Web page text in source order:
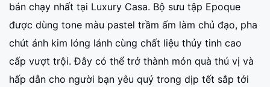
bán chạy nhất tại Luxury Casa. Bộ sưu tập Epoque
được dùng tone màu pastel trầm ấm làm chủ đạo, pha
chút ánh kim lóng lánh cùng chất liệu thủy tinh cao
cấp vượt trội. Đây có thể trở thành món quà thú vị và
hấp dẫn cho người bạn yêu quý trong dịp tết sắp tới